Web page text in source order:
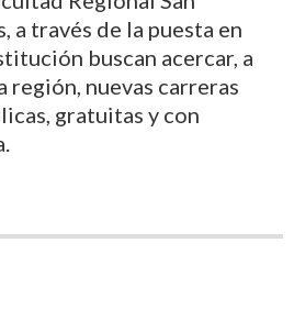
a través de la puesta en
buscan acercar, a
región, nuevas carreras
gratuitas y con